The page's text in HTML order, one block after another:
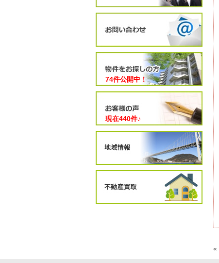
«
74件公開中！
現在440件♪